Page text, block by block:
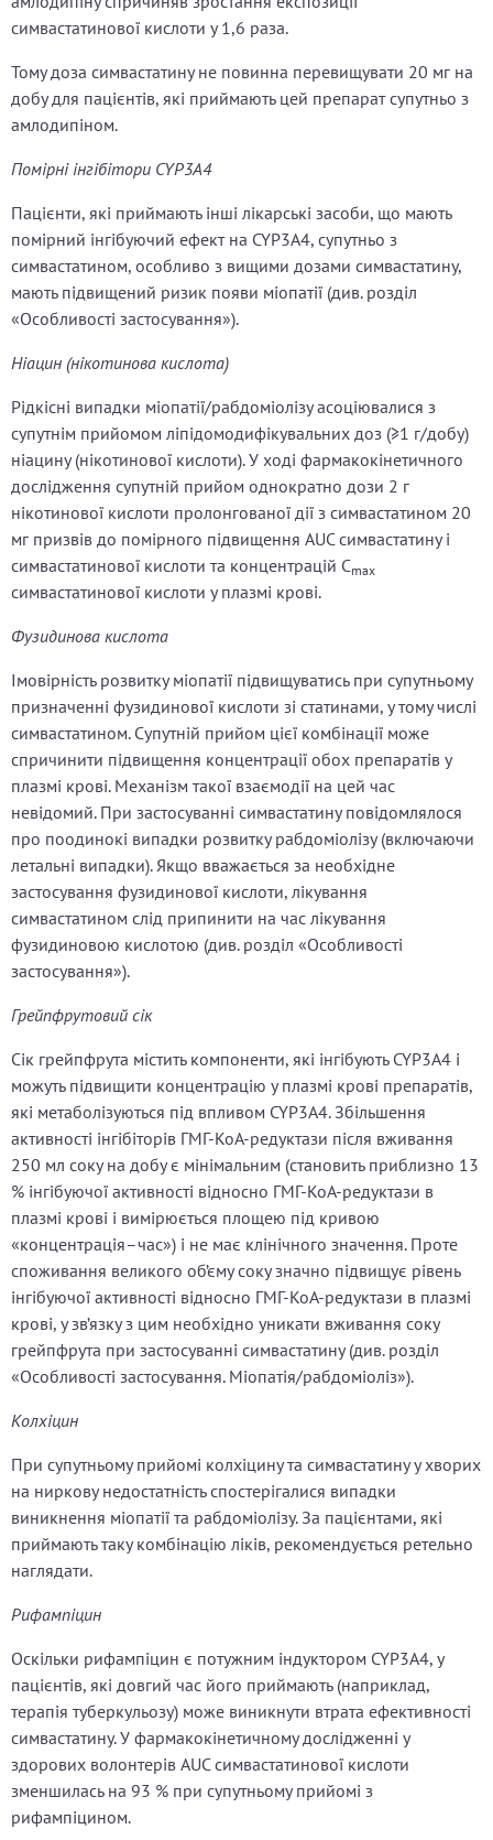
симвастатинової кислоти у 1,6 раза.
Тому доза симвастатину не повинна перевищувати 20 мг на
добу для пацієнтів, які приймають цей препарат супутньо з
амлодипіном.
Помірні інгібітори CYP3A4
Пацієнти, які приймають інші лікарські засоби, що мають
помірний інгібуючий ефект на CYP3A4, супутньо з
симвастатином, особливо з вищими дозами симвастатину,
мають підвищений ризик появи міопатії (див. розділ
«Особливості застосування»).
Ніацин (нікотинова кислота)
Рідкісні випадки міопатії/рабдоміолізу асоціювалися з
супутнім прийомом ліпідомодифікувальних доз (≥1 г/добу)
ніацину (нікотинової кислоти). У ході фармакокінетичного
дослідження супутній прийом однократно дози 2 г
нікотинової кислоти пролонгованої дії з симвастатином 20
мг призвів до помірного підвищення AUC симвастатину і
симвастатинової кислоти та концентрацій Cmax
симвастатинової кислоти у плазмі крові.
Фузидинова кислота
Імовірність розвитку міопатії підвищуватись при супутньому
призначенні фузидинової кислоти зі статинами, у тому числі
симвастатином. Супутній прийом цієї комбінації може
спричинити підвищення концентрації обох препаратів у
плазмі крові. Механізм такої взаємодії на цей час
невідомий. При застосуванні симвастатину повідомлялося
про поодинокі випадки розвитку рабдоміолізу (включаючи
летальні випадки). Якщо вважається за необхідне
застосування фузидинової кислоти, лікування
симвастатином слід припинити на час лікування
фузидиновою кислотою (див. розділ «Особливості
застосування»).
Грейпфрутовий сік
Сік грейпфрута містить компоненти, які інгібують CYP3A4 і
можуть підвищити концентрацію у плазмі крові препаратів,
які метаболізуються під впливом CYP3A4. Збільшення
активності інгібіторів ГМГ-КоА-редуктази після вживання
250 мл соку на добу є мінімальним (становить приблизно 13
% інгібуючої активності відносно ГМГ-КоА-редуктази в
плазмі крові і вимірюється площею під кривою
«концентрація–час») і не має клінічного значення. Проте
споживання великого об’єму соку значно підвищує рівень
інгібуючої активності відносно ГМГ-КоА-редуктази в плазмі
крові, у зв’язку з цим необхідно уникати вживання соку
грейпфрута при застосуванні симвастатину (див. розділ
«Особливості застосування. Міопатія/рабдоміоліз»).
Колхіцин
При супутньому прийомі колхіцину та симвастатину у хворих
на ниркову недостатність спостерігалися випадки
виникнення міопатії та рабдоміолізу. За пацієнтами, які
приймають таку комбінацію ліків, рекомендується ретельно
наглядати.
Рифампіцин
Оскільки рифампіцин є потужним індуктором CYP3A4, у
пацієнтів, які довгий час його приймають (наприклад,
терапія туберкульозу) може виникнути втрата ефективності
симвастатину. У фармакокінетичному дослідженні у
здорових волонтерів AUC симвастатинової кислоти
зменшилась на 93 % при супутньому прийомі з
рифампіцином.